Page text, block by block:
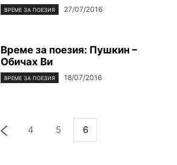
ВРЕМЕ ЗА ПОЕЗИЯ 27/07/2016
Време за поезия: Пушкин –
Обичах Ви
ВРЕМЕ ЗА ПОЕЗИЯ 18/07/2016
4 5 6